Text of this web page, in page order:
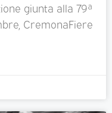
giunta alla 79ª
CremonaFiere